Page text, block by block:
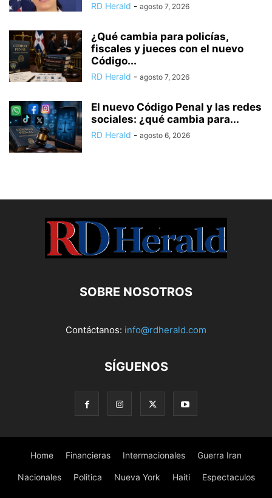
RD Herald - agosto 7, 2026
¿Qué cambia para policías,
fiscales y jueces con el nuevo
Código...
RD Herald - agosto 7, 2026
El nuevo Código Penal y las redes
sociales: ¿qué cambia para...
RD Herald - agosto 6, 2026
SOBRE NOSOTROS
Contáctanos: info@rdherald.com
SÍGUENOS
Home Financieras Intermacionales Guerra Iran
Nacionales Politica Nueva York Haiti Espectaculos